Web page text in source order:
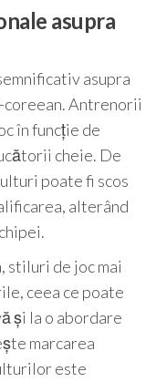
asupra
asupra
Antrenorii
în funcție de
cheie. De
poate fi scos
alterând
stiluri de joc mai
ceea ce poate
și la o abordare
marcarea
este